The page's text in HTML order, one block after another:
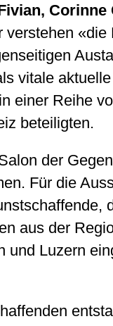
Corinne
verstehen
vitale
einer Reihe
beteiligten.
der
Für die
aus der
und Luzern